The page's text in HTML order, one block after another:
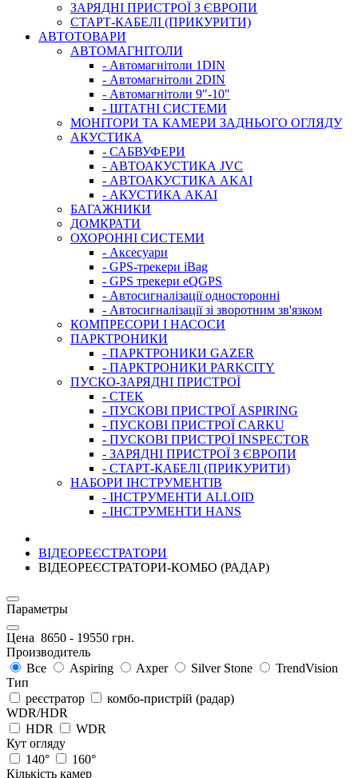
ЗАРЯДНІ ПРИСТРОЇ З ЄВРОПИ
СТАРТ-КАБЕЛІ (ПРИКУРИТИ)
АВТОТОВАРИ
АВТОМАГНІТОЛИ
- Автомагнітоли 1DIN
- Автомагнітоли 2DIN
- Автомагнітоли 9"-10"
- ШТАТНІ СИСТЕМИ
МОНІТОРИ ТА КАМЕРИ ЗАДНЬОГО ОГЛЯДУ
АКУСТИКА
- САБВУФЕРИ
- АВТОАКУСТИКА JVC
- АВТОАКУСТИКА AKAI
- АКУСТИКА AKAI
БАГАЖНИКИ
ДОМКРАТИ
ОХОРОННІ СИСТЕМИ
- Аксесуари
- GPS-трекери iBag
- GPS трекери eQGPS
- Автосигналізації односторонні
- Автосигналізації зі зворотним зв'язком
КОМПРЕСОРИ І НАСОСИ
ПАРКТРОНИКИ
- ПАРКТРОНИКИ GAZER
- ПАРКТРОНИКИ PARKCITY
ПУСКО-ЗАРЯДНІ ПРИСТРОЇ
- CTEK
- ПУСКОВІ ПРИСТРОЇ ASPIRING
- ПУСКОВІ ПРИСТРОЇ CARKU
- ПУСКОВІ ПРИСТРОЇ INSPECTOR
- ЗАРЯДНІ ПРИСТРОЇ З ЄВРОПИ
- СТАРТ-КАБЕЛІ (ПРИКУРИТИ)
НАБОРИ ІНСТРУМЕНТІВ
- ІНСТРУМЕНТИ ALLOID
- ІНСТРУМЕНТИ HANS
ВІДЕОРЕЄСТРАТОРИ
ВІДЕОРЕЄСТРАТОРИ-КОМБО (РАДАР)
Параметры
Цена 8650 - 19550 грн.
Производитель
Все
Aspiring Axper Silver Stone
TrendVision
Тип
реєстратор
комбо-пристрій (радар)
WDR/HDR
HDR
WDR
Кут огляду
140°
160°
Кількість камер